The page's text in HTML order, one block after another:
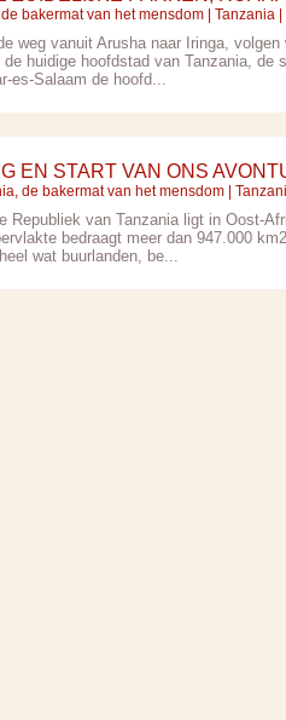
bakermat van het mensdom | Tanzania |
weg vanuit Arusha naar Iringa,
huidige hoofdstad van Tanzania,
es-Salaam de hoofd...
EN START VAN ONS
de bakermat van het mensdom |
Republiek van Tanzania ligt in Oost-
bedraagt meer dan 947.000
wat buurlanden, be...